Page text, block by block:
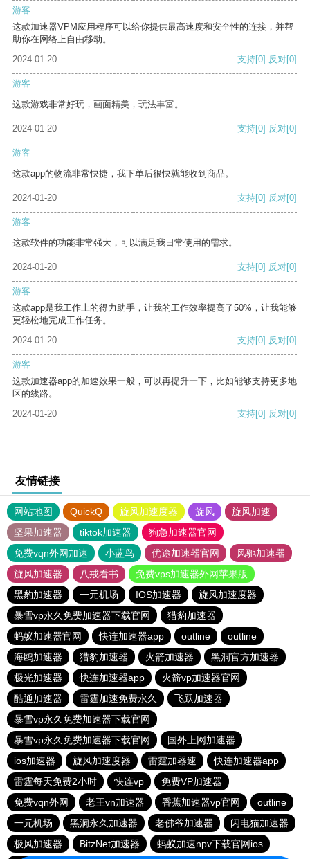
游客
这款加速器VPM应用程序可以给你提供最高速度和安全性的连接，并帮
助你在网络上自由移动。
2024-01-20
支持[0] 反对[0]
游客
这款游戏非常好玩，画面精美，玩法丰富。
2024-01-20 支持[0] 反对[0]
游客
这款app的物流非常快捷，我下单后很快就能收到商品。
2024-01-20 支持[0] 反对[0]
游客
这款软件的功能非常强大，可以满足我日常使用的需求。
2024-01-20 支持[0] 反对[0]
游客
这款app是我工作上的得力助手，让我的工作效率提高了50%，让我能够
更轻松地完成工作任务。
2024-01-20
支持[0] 反对[0]
游客
这款加速器app的加速效果一般，可以再提升一下，比如能够支持更多地
区的线路。
2024-01-20
支持[0] 反对[0]
友情链接
网站地图 QuickQ 旋风加速度器 旋风
旋风加速
坚果加速器
tiktok加速器
狗急加速器官网
免费vqn外网加速
小蓝鸟 优途加速器官网
风驰加速器
旋风加速器
八戒看书
免费vps加速器外网苹果版
黑豹加速器
一元机场 IOS加速器
旋风加速度器
暴雪vp永久免费加速器下载官网
猎豹加速器
蚂蚁加速器官网
快连加速器app outline
outline
海鸥加速器
猎豹加速器 火箭加速器
黑洞官方加速器
极光加速器
快连加速器app
火箭vp加速器官网
酷通加速器
雷霆加速免费永久
飞跃加速器
暴雪vp永久免费加速器下载官网
暴雪vp永久免费加速器下载官网
国外上网加速器
ios加速器
旋风加速度器 雷霆加器速
快连加速器app
雷霆每天免费2小时
快连vp
免费VP加速器
免费vqn外网
老王vn加速器 香蕉加速器vp官网
outline
一元机场
黑洞永久加速器 老佛爷加速器
闪电猫加速器
极风加速器
BitzNet加速器 蚂蚁加速npv下载官网ios